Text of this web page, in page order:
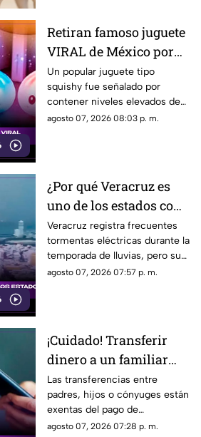
Retiran famoso juguete
VIRAL de México por
riesgo químico; esto
debes saber
Un popular juguete tipo
squishy fue señalado por
contener niveles elevados de
una sustancia cancerígena,
agosto 07, 2026 08:03 p. m.
¿Por qué Veracruz es
uno de los estados con
MÁS RAYOS en
México?
Veracruz registra frecuentes
tormentas eléctricas durante la
temporada de lluvias, pero su
ubicación geográfica y relieve
agosto 07, 2026 07:57 p. m.
¡Cuidado! Transferir
dinero a un familiar
podría meterte en
problemas; esto se sabe
Las transferencias entre
padres, hijos o cónyuges están
exentas del pago de
impuestos, siempre que se
agosto 07, 2026 07:28 p. m.